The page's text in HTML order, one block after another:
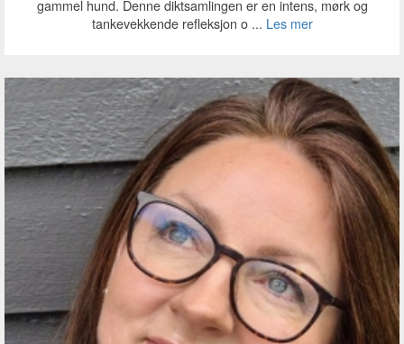
gammel hund. Denne diktsamlingen er en intens, mørk og
tankevekkende refleksjon o ... Les mer